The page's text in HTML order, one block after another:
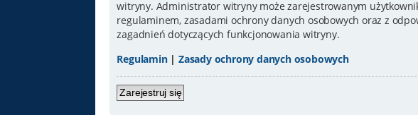
witryny. Administrator witryny może zarejestrowanym
regulaminem, zasadami ochrony danych osobowych oraz z
zagadnień dotyczących funkcjonowania witryny.
Regulamin|Zasady ochrony danych osobowych
Zarejestruj się